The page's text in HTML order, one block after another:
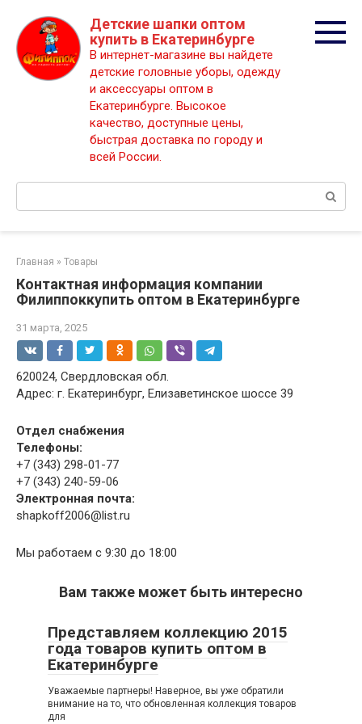
контенту
Детские шапки оптом
купить в Екатеринбурге
В интернет-магазине вы найдете
детские головные уборы, одежду
и аксессуары оптом в
Екатеринбурге. Высокое
качество, доступные цены,
быстрая доставка по городу и
всей России.
Поиск:
Главная » Товары
Контактная информация компании
Филиппоккупить оптом в Екатеринбурге
31 марта, 2025
620024, Свердловская обл.
Адрес: г. Екатеринбург, Елизаветинское шоссе 39
Отдел снабжения
Телефоны:
+7 (343) 298-01-77
+7 (343) 240-59-06
Электронная почта:
shapkoff2006@list.ru
Мы работаем с 9:30 до 18:00
Вам также может быть интересно
Представляем коллекцию 2015
года товаров купить оптом в
Екатеринбурге
Уважаемые партнеры! Наверное, вы уже обратили
внимание на то, что обновленная коллекция товаров
для